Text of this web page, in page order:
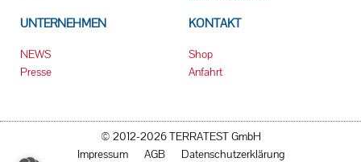
UNTERNEHMEN
NEWS
Presse
KONTAKT
Shop
Anfahrt
© 2012-2026 TERRATEST GmbH
Impressum
AGB Datenschutzerklärung